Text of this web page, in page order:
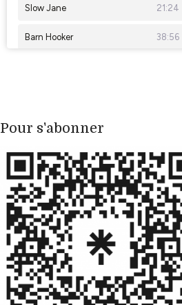
Pour s'abonner